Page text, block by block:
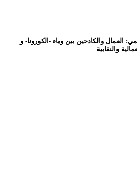
العمال والكادحين بين وباء -الكورونا- و
والنقابية